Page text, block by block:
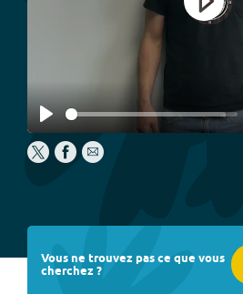
Play
Play
Vous ne trouvez pas ce que vous
cherchez ?